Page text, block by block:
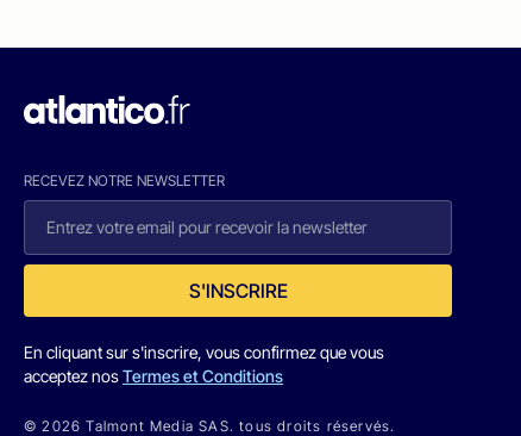
RECEVEZ NOTRE NEWSLETTER
S'INSCRIRE
En cliquant sur s'inscrire, vous confirmez que vous
acceptez nosTermes et Conditions
© 2026 Talmont Media SAS. tous droits réservés.